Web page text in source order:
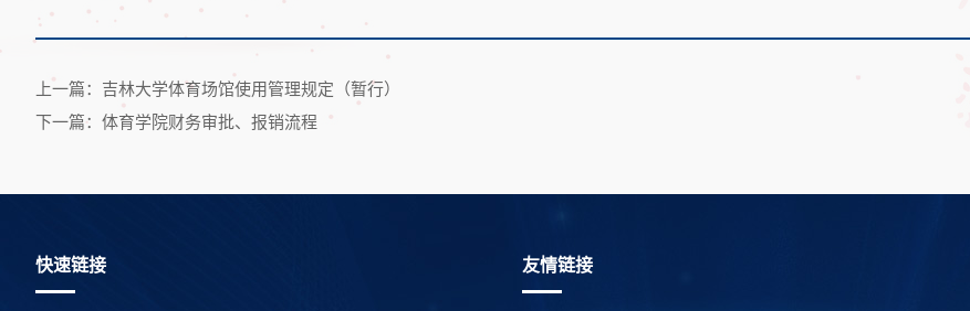
上一篇：吉林大学体育场馆使用管理规定（暂行）
下一篇：体育学院财务审批、报销流程
快速链接 友情链接